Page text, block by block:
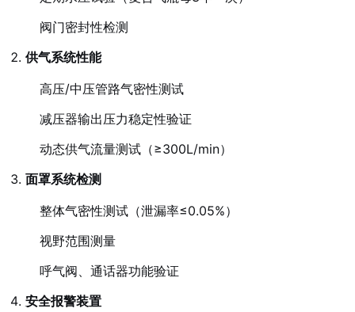
阀门密封性检测
供气系统性能
高压/中压管路气密性测试
减压器输出压力稳定性验证
动态供气流量测试（≥300L/min）
面罩系统检测
整体气密性测试（泄漏率≤0.05%）
视野范围测量
呼气阀、通话器功能验证
安全报警装置